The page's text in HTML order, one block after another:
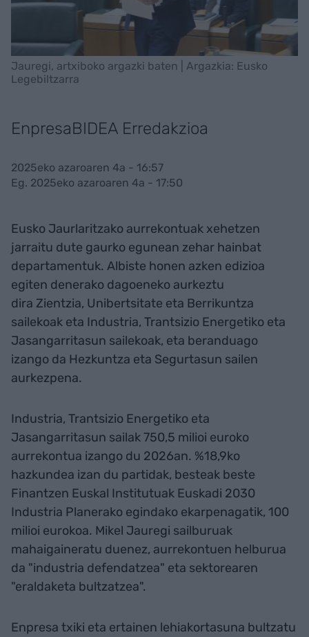
Jauregi, artxiboko argazki baten | Argazkia: Eusko
Legebiltzarra
EnpresaBIDEA Erredakzioa
2025eko azaroaren 4a - 16:57
Eg. 2025eko azaroaren 4a - 17:50
Eusko Jaurlaritzako aurrekontuak xehetzen
jarraitu dute gaurko egunean zehar hainbat
departamentuk. Albiste honen azken edizioa
egiten denerako dagoeneko aurkeztu
dira Zientzia, Unibertsitate eta Berrikuntza
sailekoak eta Industria, Trantsizio Energetiko eta
Jasangarritasun sailekoak, eta beranduago
izango da Hezkuntza eta Segurtasun sailen
aurkezpena.
Industria, Trantsizio Energetiko eta
Jasangarritasun sailak 750,5 milioi euroko
aurrekontua izango du 2026an. %18,9ko
hazkundea izan du partidak, besteak beste
Finantzen Euskal Institutuak Euskadi 2030
Industria Planerako egindako ekarpenagatik, 100
milioi eurokoa. Mikel Jauregi sailburuak
mahaigaineratu duenez, aurrekontuen helburua
da "industria defendatzea" eta sektorearen
"eraldaketa bultzatzea".
Enpresa txiki eta ertainen lehiakortasuna bultzatu